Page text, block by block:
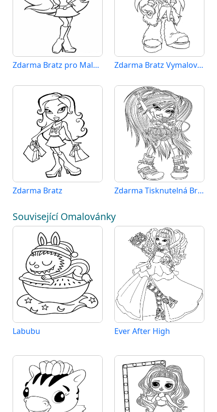
Zdarma Bratz pro Malé Děti Zdarma Bratz Vymalovatelné
Zdarma Bratz Zdarma Tisknutelná Bratz
Související Omalovánky
Labubu Ever After High